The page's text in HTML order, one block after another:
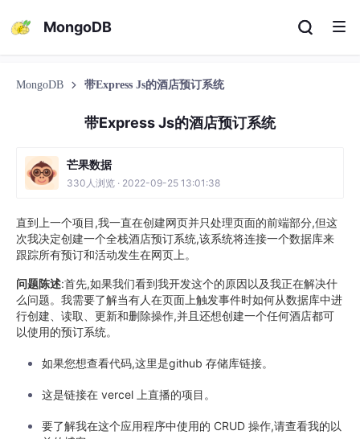
MongoDB
MongoDB 带Express Js的酒店预订系统
带Express Js的酒店预订系统
芒果数据
330人浏览 · 2022-09-25 13:01:38
直到上一个项目,我一直在创建网页并只处理页面的前端部分,但这
次我决定创建一个全栈酒店预订系统,该系统将连接一个数据库来
跟踪所有预订和活动发生在网页上。
问题陈述:首先,如果我们看到我开发这个的原因以及我正在解决什
么问题。我需要了解当有人在页面上触发事件时如何从数据库中进
行创建、读取、更新和删除操作,并且还想创建一个任何酒店都可
以使用的预订系统。
如果您想查看代码,这里是github 存储库链接。
这是链接在 vercel 上直播的项目。
要了解我在这个应用程序中使用的 CRUD 操作,请查看我的以